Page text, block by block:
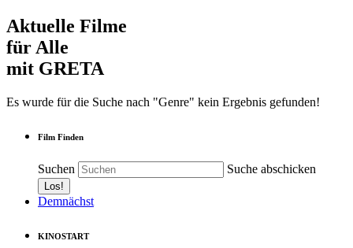
Aktuelle Filme
für Alle
mit GRETA
Es wurde für die Suche nach "Genre" kein Ergebnis gefunden!
Film Finden
Suchen Suche abschicken
Demnächst
KINOSTART